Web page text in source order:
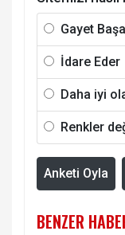
Gayet
İdare Eder
Daha iyi
Renkler
Anketi Oyla
BENZER